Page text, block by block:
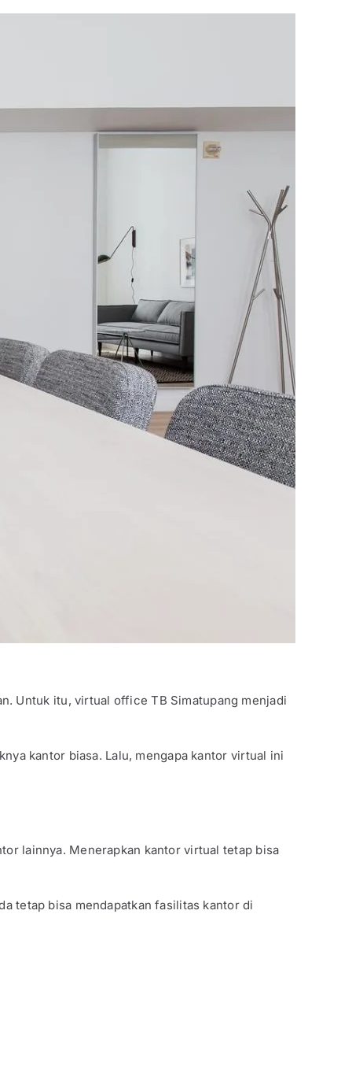
Untuk itu, virtual office TB Simatupang menjadi
kantor biasa. Lalu, mengapa kantor virtual ini
lainnya. Menerapkan kantor virtual tetap bisa
tetap bisa mendapatkan fasilitas kantor di